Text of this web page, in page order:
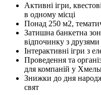
Активні ігри,
в одному місці
Понад 250 м2,
Затишна банкетна
відпочинку з друзями
Інтерактивні ігри з
Проведення та
для компаній у
Знижки до дня
свят